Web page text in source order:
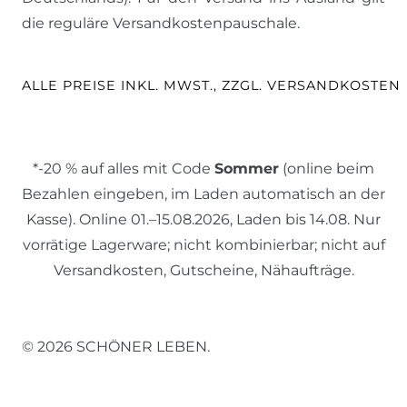
die reguläre Versandkostenpauschale.
ALLE PREISE INKL. MWST., ZZGL. VERSANDKOSTEN
*-20 % auf alles mit Code Sommer (online beim
Bezahlen eingeben, im Laden automatisch an der
Kasse). Online 01.–15.08.2026, Laden bis 14.08. Nur
vorrätige Lagerware; nicht kombinierbar; nicht auf
Versandkosten, Gutscheine, Nähaufträge.
© 2026 SCHÖNER LEBEN.